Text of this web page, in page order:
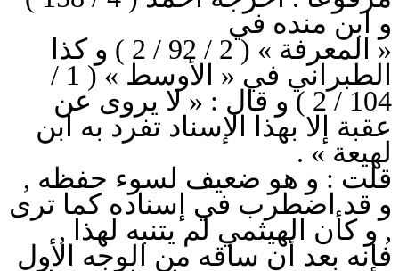
و ابن منده في
« المعرفة » ( 2 / 92 / 2 ) و كذا
الطبراني في « الأوسط » ( 1 /
104 / 2 ) و قال : « لا يروى عن
عقبة إلا بهذا الإسناد تفرد به ابن
لهيعة » .
قلت : و هو ضعيف لسوء حفظه ,
و قد اضطرب في إسناده كما ترى
, و كأن الهيثمي لم يتنبه لهذا ,
فإنه بعد أن ساقه من الوجه الأول